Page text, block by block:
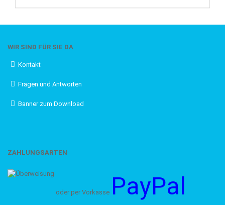
WIR SIND FÜR SIE DA
Kontakt
Fragen und Antworten
Banner zum Download
ZAHLUNGSARTEN
oder per Vorkasse PayPal